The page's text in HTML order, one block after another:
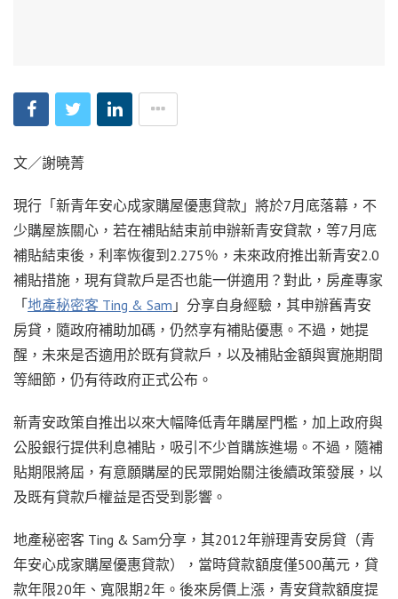
文／謝曉菁
現行「新青年安心成家購屋優惠貸款」將於7月底落幕，不
少購屋族關心，若在補貼結束前申辦新青安貸款，等7月底
補貼結束後，利率恢復到2.275％，未來政府推出新青安2.0
補貼措施，現有貸款戶是否也能一併適用？對此，房產專家
「地產秘密客 Ting & Sam 」分享自身經驗，其申辦舊青安
房貸，隨政府補助加碼，仍然享有補貼優惠。不過，她提
醒，未來是否適用於既有貸款戶，以及補貼金額與實施期間
等細節，仍有待政府正式公布。
新青安政策自推出以來大幅降低青年購屋門檻，加上政府與
公股銀行提供利息補貼，吸引不少首購族進場。不過，隨補
貼期限將屆，有意願購屋的民眾開始關注後續政策發展，以
及既有貸款戶權益是否受到影響。
地產秘密客 Ting & Sam分享，其2012年辦理青安房貸（青
年安心成家購屋優惠貸款），當時貸款額度僅500萬元，貸
款年限20年、寬限期2年。後來房價上漲，青安貸款額度提